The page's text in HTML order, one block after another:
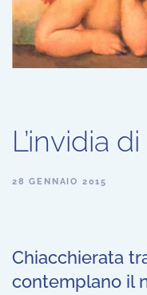
L’invidia
28 GENNAIO 2015
Chiacchierata
contemplano il